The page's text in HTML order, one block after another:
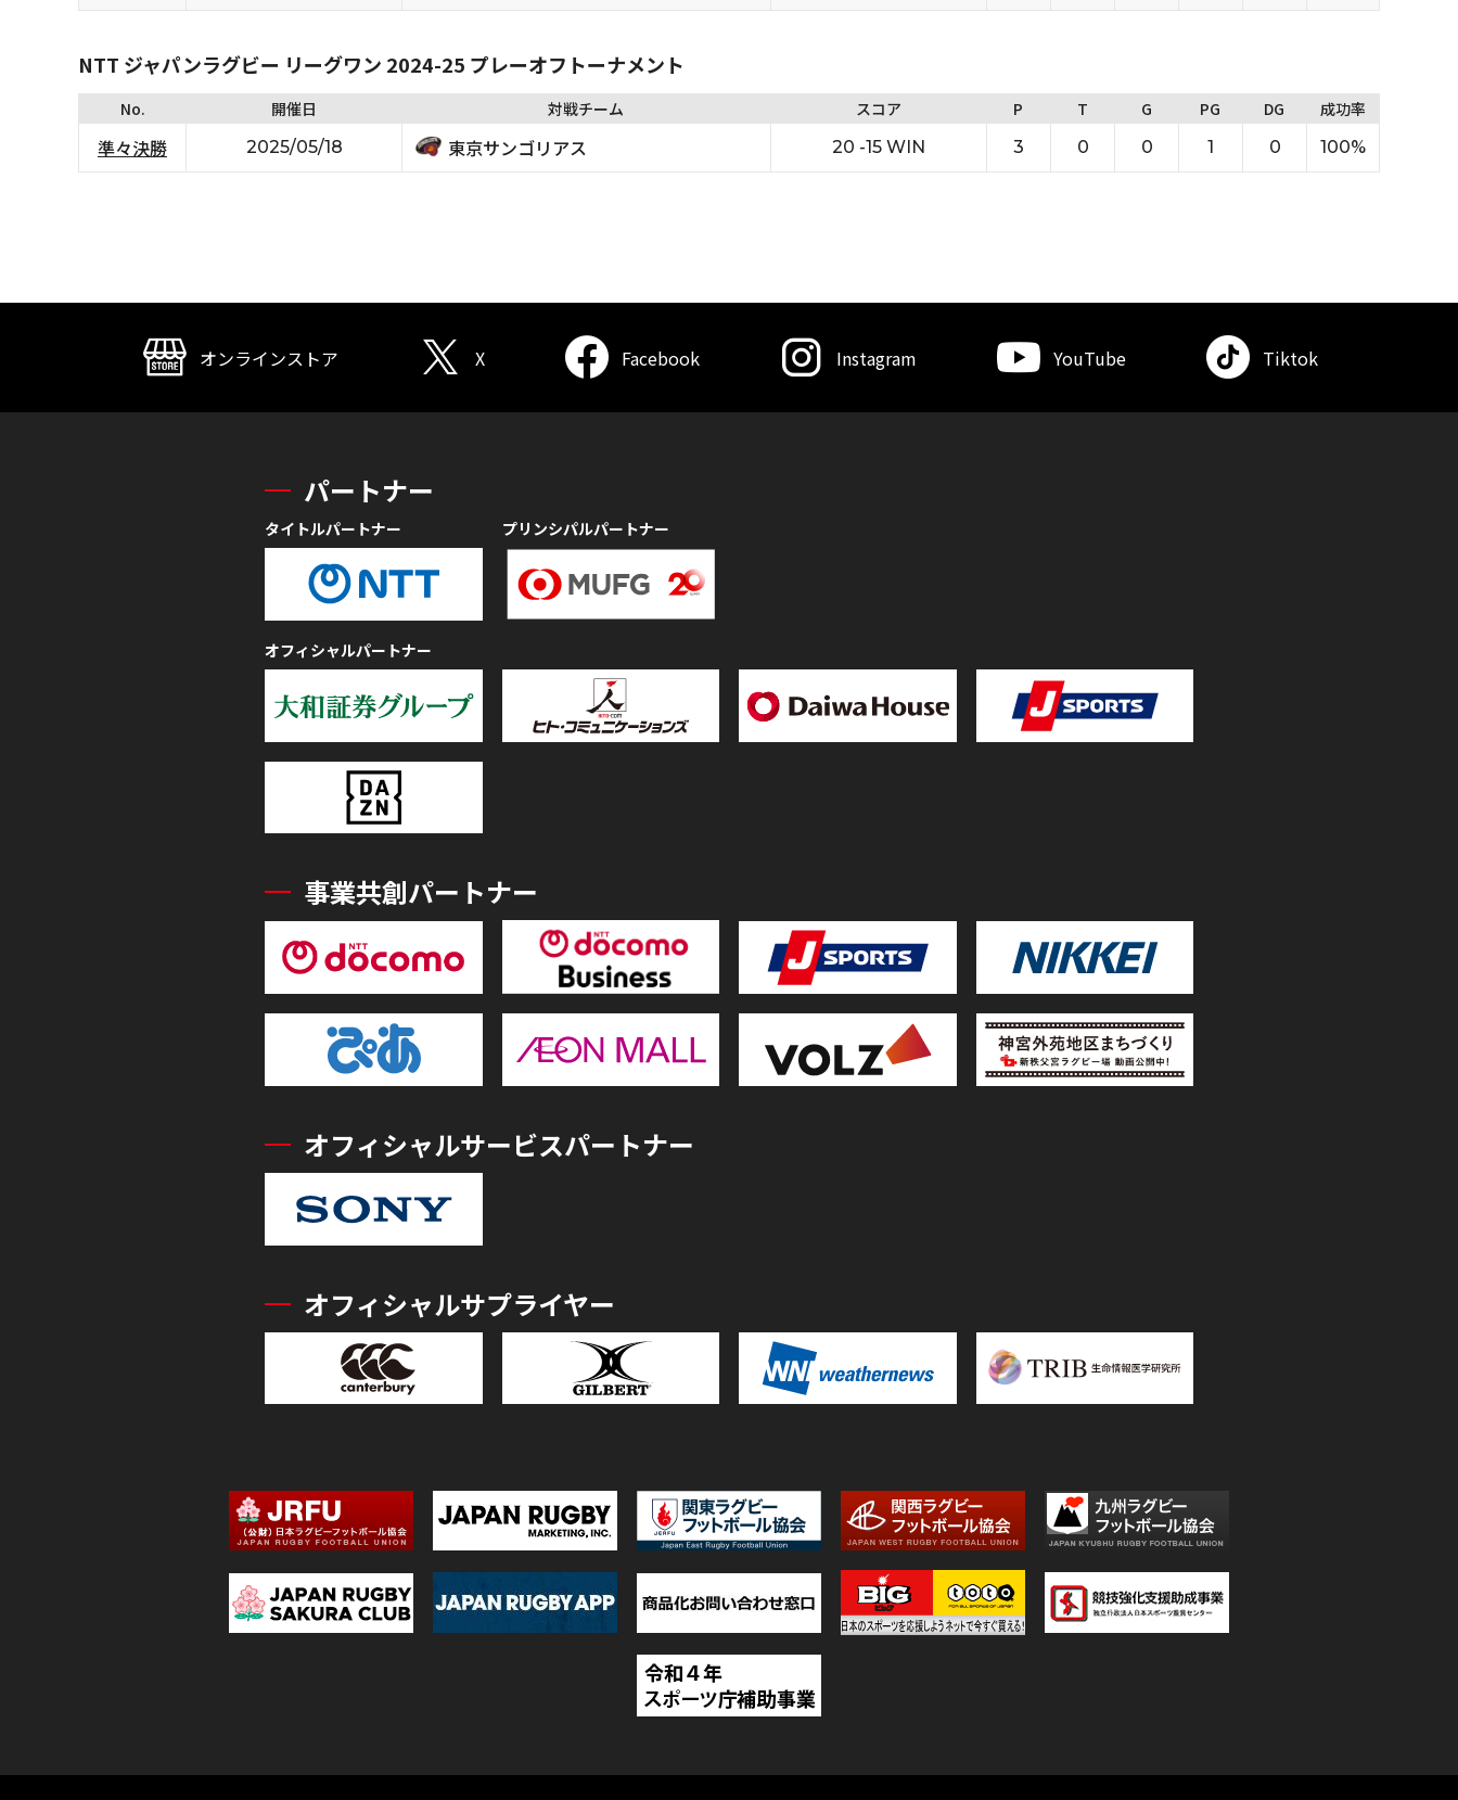
NTT ジャパンラグビー リーグワン 2024-25 プレーオフトーナメント
No. 開催日 対戦チーム スコア P T G PG DG 成功率
準々決勝 2025/05/18 東京サンゴリアス 20 -15 WIN 3 0 0 1 0 100%
オンラインストア X Facebook Instagram YouTube Tiktok
パートナー
タイトルパートナー プリンシパルパートナー
オフィシャルパートナー
事業共創パートナー
オフィシャルサービスパートナー
オフィシャルサプライヤー